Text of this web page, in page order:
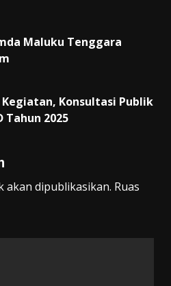
Maluku Tenggara
Konsultasi Publik
Tahun 2025
akan dipublikasikan. Ruas